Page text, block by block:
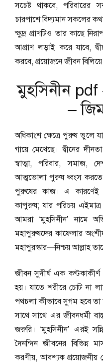
সচেষ্ট থাকবে, পরিবারের
চারপাশে বিদ্যমান সকলের
ক্ষুদ্র প্রাণটিও তার কাছে
আপ্রাণ লড়াই করে যাবে,
করবে, প্রয়োজনে জীবন বিলিয়ে
মুহসিনীন
–
অধিকাংশ ক্ষেত্রে পুরুষ ভুলে
গায়ে মেখেছে। দ্বীনের
স্বাত্মা, পরিবার, সমাজ,
আত্মভোলা পুরুষ ধ্বংস
পুরুষের কাজ। এ কারণেই
কাপুরুষ; যার পরিচয়
আমরা ‘মুহসিনীন’ নামে
মহাপুরুষদের কাফেলার
মহাপুরস্কার—নিশ্চয় আল্লাহ
জীবন সুদীর্ঘ এক
হয়। যাতে শরীরে চোট না
পথচলা কীভাবে সুগম হবে তা
সাথে সাথে এর জীবনধর্মী
জরুরি। ‘মুহসিনীন’ এরই
দৈনন্দিন জীবনের বিভিন্ন
করণীয়, আবশ্যক প্রয়োজনীয়